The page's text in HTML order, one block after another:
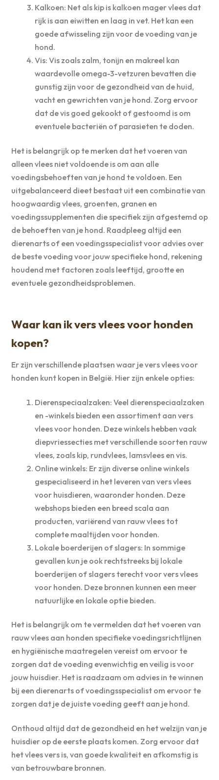
Kalkoen: Net als kip is kalkoen mager vlees dat
rijk is aan eiwitten en laag in vet. Het kan een
goede afwisseling zijn voor de voeding van je
hond.
Vis: Vis zoals zalm, tonijn en makreel kan
waardevolle omega-3-vetzuren bevatten die
gunstig zijn voor de gezondheid van de huid,
vacht en gewrichten van je hond. Zorg ervoor
dat de vis goed gekookt of gestoomd is om
eventuele bacteriën of parasieten te doden.
Het is belangrijk op te merken dat het voeren van
alleen vlees niet voldoende is om aan alle
voedingsbehoeften van je hond te voldoen. Een
uitgebalanceerd dieet bestaat uit een combinatie van
hoogwaardig vlees, groenten, granen en
voedingssupplementen die specifiek zijn afgestemd op
de behoeften van je hond. Raadpleeg altijd een
dierenarts of een voedingsspecialist voor advies over
de beste voeding voor jouw specifieke hond, rekening
houdend met factoren zoals leeftijd, grootte en
eventuele gezondheidsproblemen.
Waar kan ik vers vlees voor honden
kopen?
Er zijn verschillende plaatsen waar je vers vlees voor
honden kunt kopen in België. Hier zijn enkele opties:
Dierenspeciaalzaken: Veel dierenspeciaalzaken
en -winkels bieden een assortiment aan vers
vlees voor honden. Deze winkels hebben vaak
diepvriessecties met verschillende soorten rauw
vlees, zoals kip, rundvlees, lamsvlees en vis.
Online winkels: Er zijn diverse online winkels
gespecialiseerd in het leveren van vers vlees
voor huisdieren, waaronder honden. Deze
webshops bieden een breed scala aan
producten, variërend van rauw vlees tot
complete maaltijden voor honden.
Lokale boerderijen of slagers: In sommige
gevallen kun je ook rechtstreeks bij lokale
boerderijen of slagers terecht voor vers vlees
voor honden. Deze bronnen kunnen een meer
natuurlijke en lokale optie bieden.
Het is belangrijk om te vermelden dat het voeren van
rauw vlees aan honden specifieke voedingsrichtlijnen
en hygiënische maatregelen vereist om ervoor te
zorgen dat de voeding evenwichtig en veilig is voor
jouw huisdier. Het is raadzaam om advies in te winnen
bij een dierenarts of voedingsspecialist om ervoor te
zorgen dat je de juiste voeding geeft aan je hond.
Onthoud altijd dat de gezondheid en het welzijn van je
huisdier op de eerste plaats komen. Zorg ervoor dat
het vlees vers is, van goede kwaliteit en afkomstig is
van betrouwbare bronnen.